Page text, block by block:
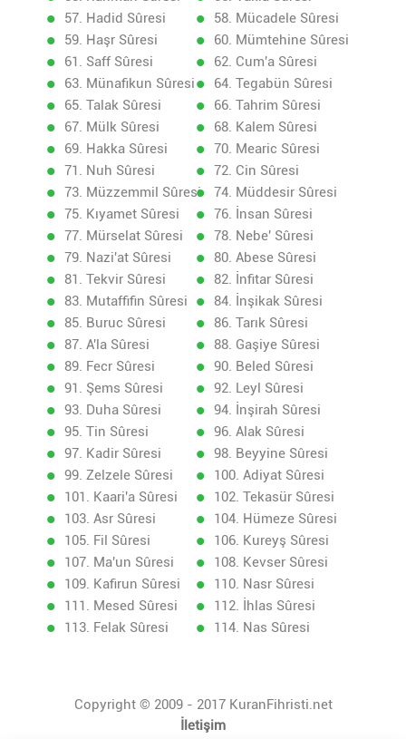
57. Hadid Sûresi
58. Mücadele Sûresi
59. Haşr Sûresi
60. Mümtehine Sûresi
61. Saff Sûresi
62. Cum'a Sûresi
63. Münafikun Sûresi
64. Tegabün Sûresi
65. Talak Sûresi
66. Tahrim Sûresi
67. Mülk Sûresi
68. Kalem Sûresi
69. Hakka Sûresi
70. Mearic Sûresi
71. Nuh Sûresi
72. Cin Sûresi
73. Müzzemmil Sûresi
74. Müddesir Sûresi
75. Kıyamet Sûresi
76. İnsan Sûresi
77. Mürselat Sûresi
78. Nebe' Sûresi
79. Nazi'at Sûresi
80. Abese Sûresi
81. Tekvir Sûresi
82. İnfitar Sûresi
83. Mutaffifin Sûresi
84. İnşikak Sûresi
85. Buruc Sûresi
86. Tarık Sûresi
87. A'la Sûresi
88. Gaşiye Sûresi
89. Fecr Sûresi
90. Beled Sûresi
91. Şems Sûresi
92. Leyl Sûresi
93. Duha Sûresi
94. İnşirah Sûresi
95. Tin Sûresi
96. Alak Sûresi
97. Kadir Sûresi
98. Beyyine Sûresi
99. Zelzele Sûresi
100. Adiyat Sûresi
101. Kaari'a Sûresi
102. Tekasür Sûresi
103. Asr Sûresi
104. Hümeze Sûresi
105. Fil Sûresi
106. Kureyş Sûresi
107. Ma'un Sûresi
108. Kevser Sûresi
109. Kafirun Sûresi
110. Nasr Sûresi
111. Mesed Sûresi
112. İhlas Sûresi
113. Felak Sûresi
114. Nas Sûresi
Copyright © 2009 - 2017 KuranFihristi.net
İletişim